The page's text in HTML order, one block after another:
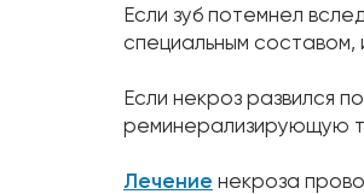
Если зуб потемнел
специальным составом,
Если некроз развился
реминерализирующую
Лечение некроза